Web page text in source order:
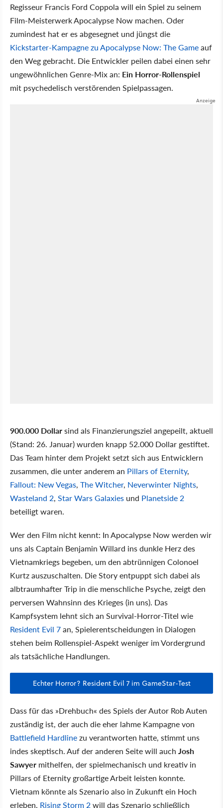
Regisseur Francis Ford Coppola will ein Spiel zu seinem
Film-Meisterwerk Apocalypse Now machen. Oder
zumindest hat er es abgesegnet und jüngst die
Kickstarter-Kampagne zu Apocalypse Now: The Gameauf
den Weg gebracht. Die Entwickler peilen dabei einen sehr
ungewöhnlichen Genre-Mix an: Ein Horror-Rollenspiel
mit psychedelisch verstörenden Spielpassagen.
900.000 Dollarsind als Finanzierungsziel angepeilt, aktuell
(Stand: 26. Januar) wurden knapp 52.000 Dollar gestiftet.
Das Team hinter dem Projekt setzt sich aus Entwicklern
zusammen, die unter anderem an Pillars of Eternity,
Fallout: New Vegas, The Witcher, Neverwinter Nights,
Wasteland 2, Star Wars Galaxies und Planetside 2
beteiligt waren.
Wer den Film nicht kennt: In Apocalypse Now werden wir
uns als Captain Benjamin Willard ins dunkle Herz des
Vietnamkriegs begeben, um den abtrünnigen Colonoel
Kurtz auszuschalten. Die Story entpuppt sich dabei als
albtraumhafter Trip in die menschliche Psyche, zeigt den
perversen Wahnsinn des Krieges (in uns). Das
Kampfsystem lehnt sich an Survival-Horror-Titel wie
Resident Evil 7an, Spielerentscheidungen in Dialogen
stehen beim Rollenspiel-Aspekt weniger im Vordergrund
als tatsächliche Handlungen.
Echter Horror? Resident Evil 7 im GameStar-Test
Dass für das »Drehbuch« des Spiels der Autor Rob Auten
zuständig ist, der auch die eher lahme Kampagne von
Battlefield Hardlinezu verantworten hatte, stimmt uns
indes skeptisch. Auf der anderen Seite will auch Josh
Sawyer mithelfen, der spielmechanisch und kreativ in
Pillars of Eternity großartige Arbeit leisten konnte.
Vietnam könnte als Szenario also in Zukunft ein Hoch
erleben, Rising Storm 2will das Szenario schließlich